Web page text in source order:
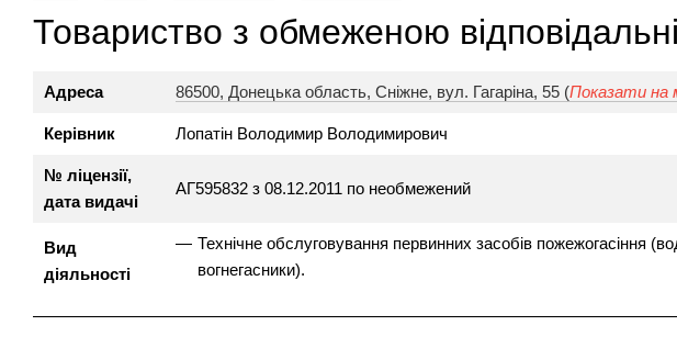
Товариство з обмеженою
Адреса 86500, Донецька область, Сніжне, вул. Гагаріна, 55 (Показати на
Керівник Лопатін Володимир Володимирович
№ ліцензії,
дата видачі
АГ595832 з 08.12.2011 по необмежений
Вид
діяльності
Технічне обслуговування первинних засобів пожежогасіння
вогнегасники).